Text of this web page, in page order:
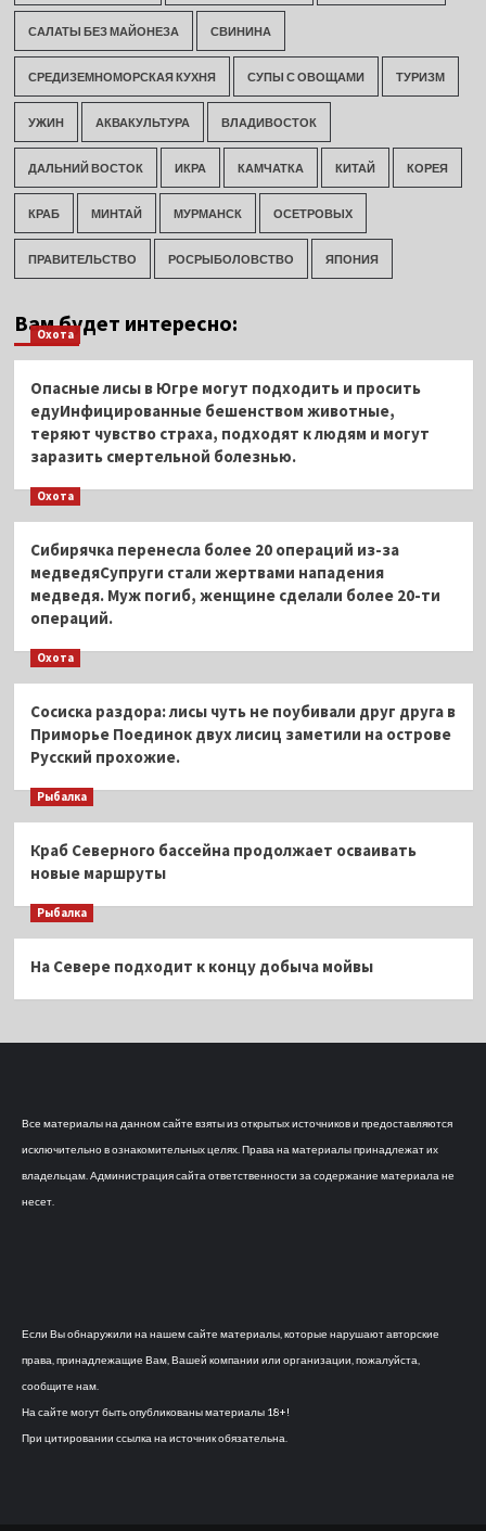
САЛАТЫ БЕЗ МАЙОНЕЗА СВИНИНА
СРЕДИЗЕМНОМОРСКАЯ КУХНЯ СУПЫ С ОВОЩАМИ ТУРИЗМ
УЖИН АКВАКУЛЬТУРА ВЛАДИВОСТОК
ДАЛЬНИЙ ВОСТОК ИКРА КАМЧАТКА КИТАЙ КОРЕЯ
КРАБ МИНТАЙ МУРМАНСК ОСЕТРОВЫХ
ПРАВИТЕЛЬСТВО РОСРЫБОЛОВСТВО ЯПОНИЯ
Вам будет интересно:
Охота
Опасные лисы в Югре могут подходить и просить
едуИнфицированные бешенством животные,
теряют чувство страха, подходят к людям и могут
заразить смертельной болезнью.
Охота
Сибирячка перенесла более 20 операций из-за
медведяСупруги стали жертвами нападения
медведя. Муж погиб, женщине сделали более 20-ти
операций.
Охота
Сосиска раздора: лисы чуть не поубивали друг друга в
Приморье Поединок двух лисиц заметили на острове
Русский прохожие.
Рыбалка
Краб Северного бассейна продолжает осваивать
новые маршруты
Рыбалка
На Севере подходит к концу добыча мойвы
Все материалы на данном сайте взяты из открытых источников и предоставляются
исключительно в ознакомительных целях. Права на материалы принадлежат их
владельцам. Администрация сайта ответственности за содержание материала не
несет.
Если Вы обнаружили на нашем сайте материалы, которые нарушают авторские
права, принадлежащие Вам, Вашей компании или организации, пожалуйста,
сообщите нам.
На сайте могут быть опубликованы материалы 18+!
При цитировании ссылка на источник обязательна.